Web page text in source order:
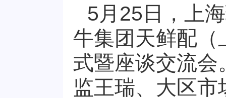
5月25日，上
牛集团天鲜配（
式暨座谈交流
监王瑞、大区